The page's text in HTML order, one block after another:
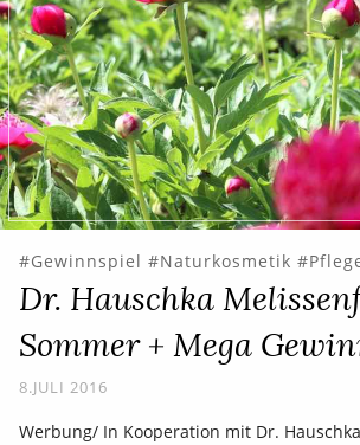
Gewinnspiel Naturkosmetik
Dr. Hauschka
Sommer + Mega
8.JULI 2016
Werbung/ In Kooperation mit Dr.